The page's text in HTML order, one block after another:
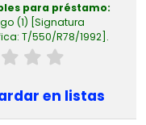
para préstamo:
(1) Signatura
T/550/R78/1992 .
en listas